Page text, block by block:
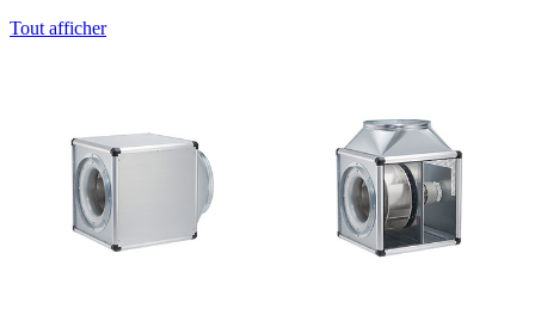
Tout afficher